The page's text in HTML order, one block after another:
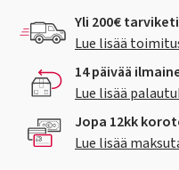
Yli 200€
Lue lisää
14 päivää
Lue lisää
Jopa 12kk
Lue lisää